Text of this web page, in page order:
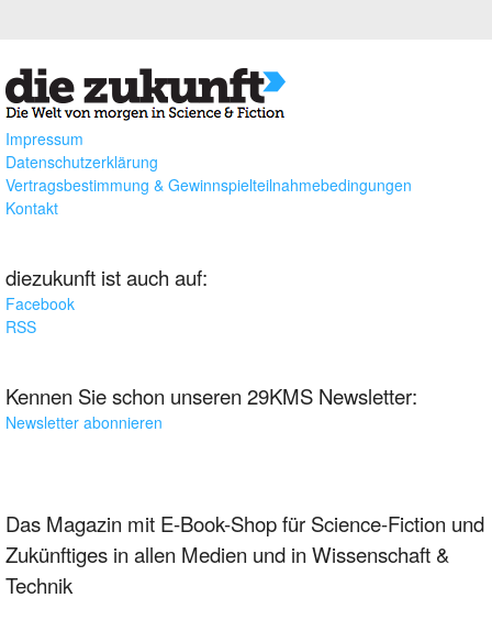
Impressum
Datenschutzerklärung
Vertragsbestimmung & Gewinnspielteilnahmebedingungen
Kontakt
diezukunft ist auch auf:
Facebook
RSS
Kennen Sie schon unseren 29KMS Newsletter:
Newsletter abonnieren
Das Magazin mit E-Book-Shop für Science-Fiction und
Zukünftiges in allen Medien und in Wissenschaft &
Technik